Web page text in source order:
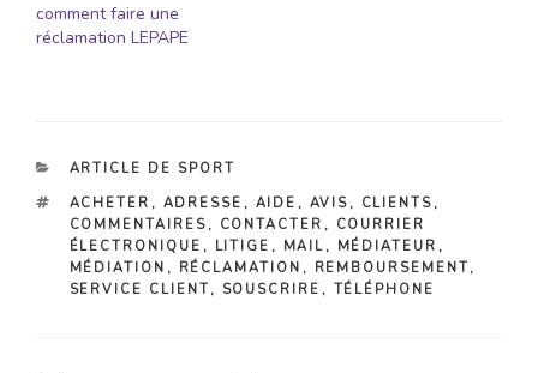
comment faire une
réclamation LEPAPE
CATÉGORIES
ARTICLE DE SPORT
ÉTIQUETTES
ACHETER , ADRESSE , AIDE , AVIS , CLIENTS ,
COMMENTAIRES , CONTACTER , COURRIER
ÉLECTRONIQUE , LITIGE , MAIL , MÉDIATEUR ,
MÉDIATION , RÉCLAMATION , REMBOURSEMENT,
SERVICE CLIENT, SOUSCRIRE , TÉLÉPHONE